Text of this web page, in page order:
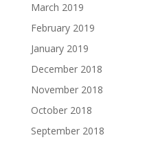
March 2019
February 2019
January 2019
December 2018
November 2018
October 2018
September 2018